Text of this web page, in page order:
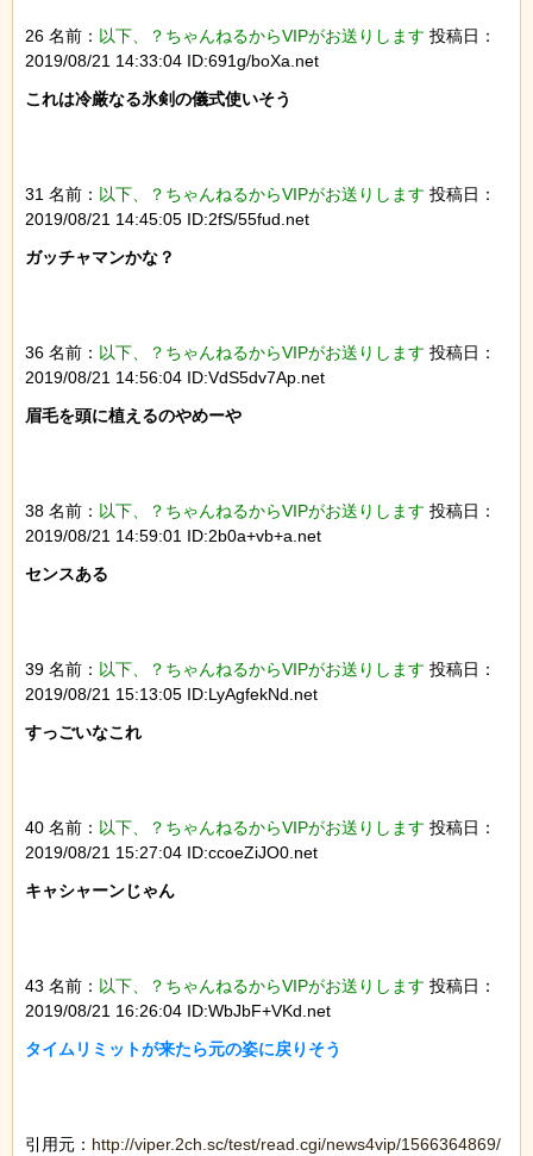
26 名前： 以下、？ちゃんねるからVIPがお送りします 投稿日：
2019/08/21 14:33:04 ID:691g/boXa.net
これは冷厳なる氷剣の儀式使いそう
31 名前： 以下、？ちゃんねるからVIPがお送りします 投稿日：
2019/08/21 14:45:05 ID:2fS/55fud.net
ガッチャマンかな？
36 名前： 以下、？ちゃんねるからVIPがお送りします 投稿日：
2019/08/21 14:56:04 ID:VdS5dv7Ap.net
眉毛を頭に植えるのやめーや
38 名前： 以下、？ちゃんねるからVIPがお送りします 投稿日：
2019/08/21 14:59:01 ID:2b0a+vb+a.net
センスある
39 名前： 以下、？ちゃんねるからVIPがお送りします 投稿日：
2019/08/21 15:13:05 ID:LyAgfekNd.net
すっごいなこれ
40 名前： 以下、？ちゃんねるからVIPがお送りします 投稿日：
2019/08/21 15:27:04 ID:ccoeZiJO0.net
キャシャーンじゃん
43 名前： 以下、？ちゃんねるからVIPがお送りします 投稿日：
2019/08/21 16:26:04 ID:WbJbF+VKd.net
タイムリミットが来たら元の姿に戻りそう
引用元： http://viper.2ch.sc/test/read.cgi/news4vip/1566364869/